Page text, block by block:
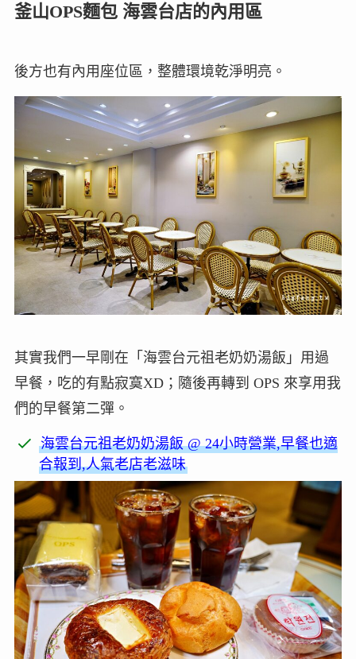
釜山OPS麵包 海雲台店的內用區
後方也有內用座位區，整體環境乾淨明亮。
其實我們一早剛在「海雲台元祖老奶奶湯飯」用過
早餐，吃的有點寂寞XD；隨後再轉到 OPS 來享用我
們的早餐第二彈。
海雲台元祖老奶奶湯飯 @ 24小時營業,早餐也適
合報到,人氣老店老滋味